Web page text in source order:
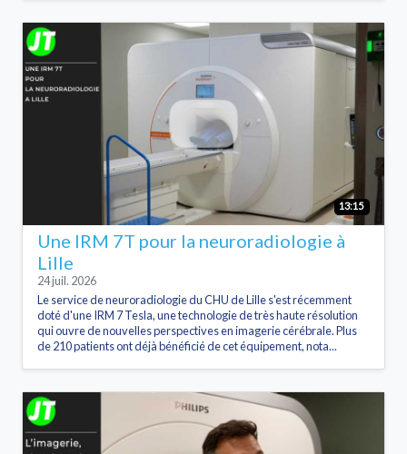
13:15
Une IRM 7T pour la neuroradiologie à
Lille
24 juil. 2026
Le service de neuroradiologie du CHU de Lille s'est récemment
doté d'une IRM 7 Tesla, une technologie de très haute résolution
qui ouvre de nouvelles perspectives en imagerie cérébrale. Plus
de 210 patients ont déjà bénéficié de cet équipement, nota...